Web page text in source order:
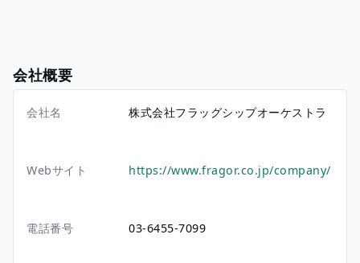
会社概要
会社名 株式会社フラッグシップオーケストラ
Webサイト https://www.fragor.co.jp/company/
電話番号 03-6455-7099